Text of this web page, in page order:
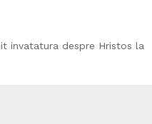
invatatura despre Hristos la